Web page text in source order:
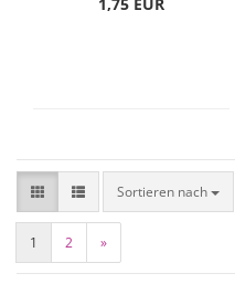
Haare (6453pb006)
Sortieren nach
1 2 »